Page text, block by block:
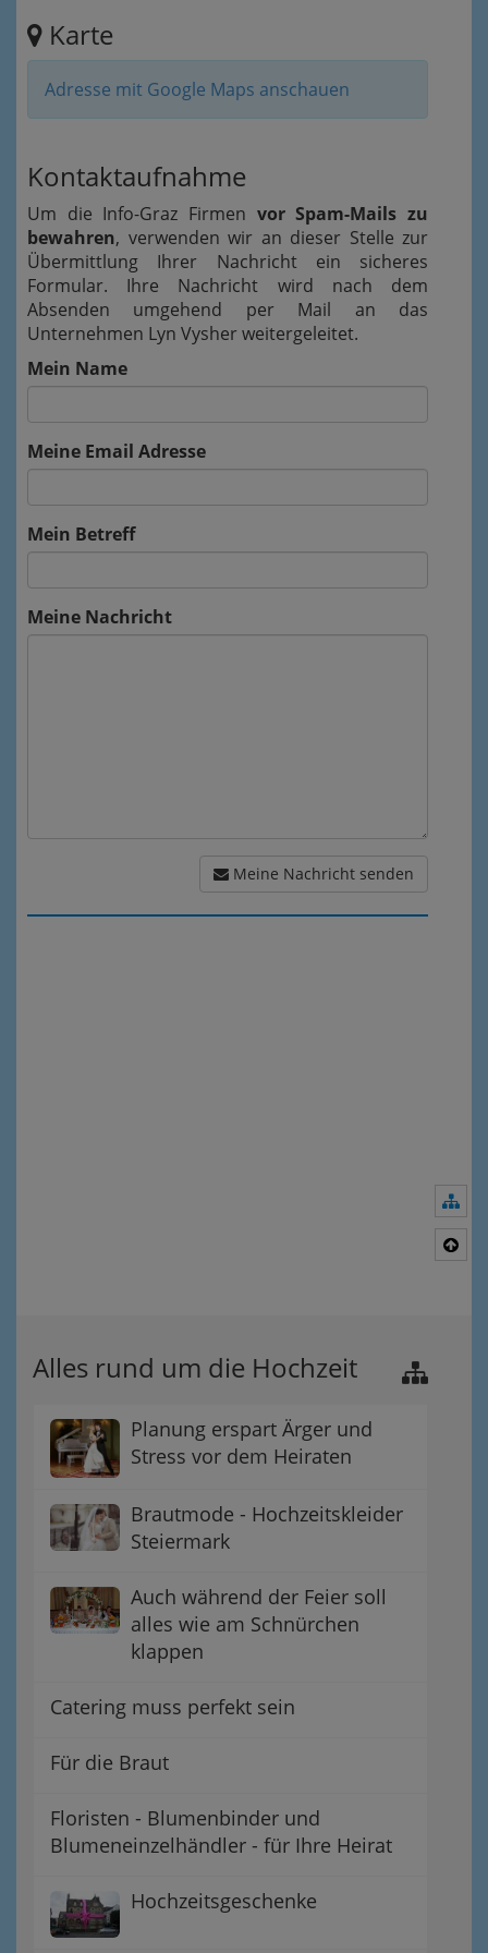
Karte
Adresse mit Google Maps anschauen
Kontaktaufnahme
Um die Info-Graz Firmen vor Spam-Mails zu
bewahren, verwenden wir an dieser Stelle zur
Übermittlung Ihrer Nachricht ein sicheres
Formular. Ihre Nachricht wird nach dem
Absenden umgehend per Mail an das
Unternehmen Lyn Vysher weitergeleitet.
Mein Name
Meine Email Adresse
Mein Betreff
Meine Nachricht
Meine Nachricht senden
Alles rund um die Hochzeit
Planung erspart Ärger und
Stress vor dem Heiraten
Brautmode - Hochzeitskleider
Steiermark
Auch während der Feier soll
alles wie am Schnürchen
klappen
Catering muss perfekt sein
Für die Braut
Floristen - Blumenbinder und
Blumeneinzelhändler - für Ihre Heirat
Hochzeitsgeschenke